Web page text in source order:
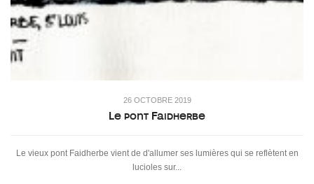
26 OCTOBRE 2019
Le pont Faidherbe
Le vieux pont Faidherbe vient de d'allumer ses lumières qui se reflètent en
lucioles sur...